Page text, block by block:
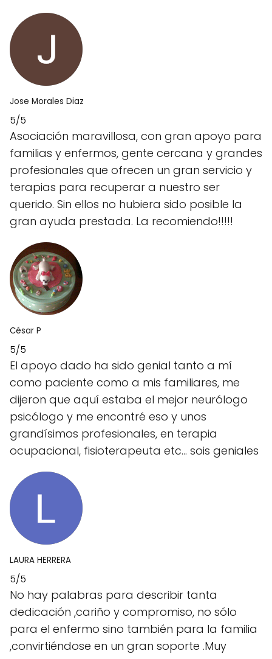
Jose Morales Diaz
5/5
Asociación maravillosa, con gran apoyo para
familias y enfermos, gente cercana y grandes
profesionales que ofrecen un gran servicio y
terapias para recuperar a nuestro ser
querido. Sin ellos no hubiera sido posible la
gran ayuda prestada. La recomiendo!!!!!
César P
5/5
El apoyo dado ha sido genial tanto a mí
como paciente como a mis familiares, me
dijeron que aquí estaba el mejor neurólogo
psicólogo y me encontré eso y unos
grandísimos profesionales, en terapia
ocupacional, fisioterapeuta etc... sois geniales
LAURA HERRERA
5/5
No hay palabras para describir tanta
dedicación ,cariño y compromiso, no sólo
para el enfermo sino también para la familia
,convirtiéndose en un gran soporte .Muy